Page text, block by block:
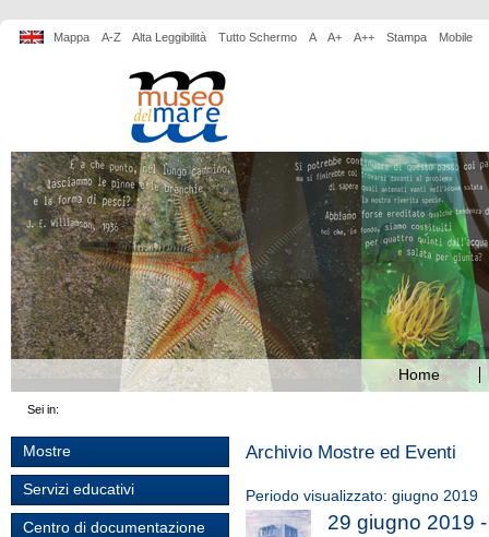
Mappa A-Z Alta Leggibilità Tutto Schermo A A+ A++ Stampa Mobile
Home
Sei in:
Mostre
Servizi educativi
Centro di documentazione
Archivio Mostre ed Eventi
Periodo visualizzato: giugno 2019
29 giugno 2019